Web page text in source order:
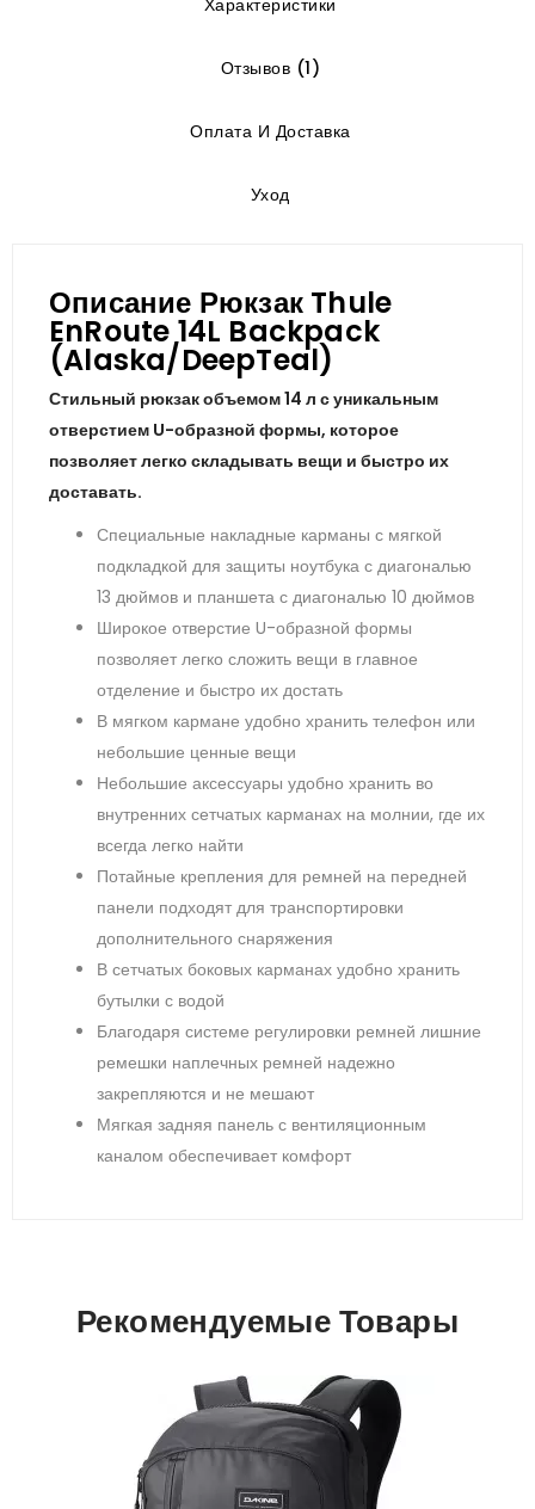
Отзывов (1)
Оплата И Доставка
Уход
Описание Рюкзак Thule
EnRoute 14L Backpack
(Alaska/DeepTeal)
Стильный рюкзак объемом 14 л с уникальным
отверстием U-образной формы, которое
позволяет легко складывать вещи и быстро их
доставать.
Специальные накладные карманы с мягкой
подкладкой для защиты ноутбука с диагональю
13 дюймов и планшета с диагональю 10 дюймов
Широкое отверстие U-образной формы
позволяет легко сложить вещи в главное
отделение и быстро их достать
В мягком кармане удобно хранить телефон или
небольшие ценные вещи
Небольшие аксессуары удобно хранить во
внутренних сетчатых карманах на молнии, где их
всегда легко найти
Потайные крепления для ремней на передней
панели подходят для транспортировки
дополнительного снаряжения
В сетчатых боковых карманах удобно хранить
бутылки с водой
Благодаря системе регулировки ремней лишние
ремешки наплечных ремней надежно
закрепляются и не мешают
Мягкая задняя панель с вентиляционным
каналом обеспечивает комфорт
Рекомендуемые Товары